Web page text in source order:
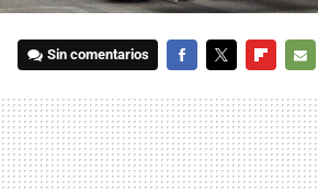
Sin comentarios
MAIL